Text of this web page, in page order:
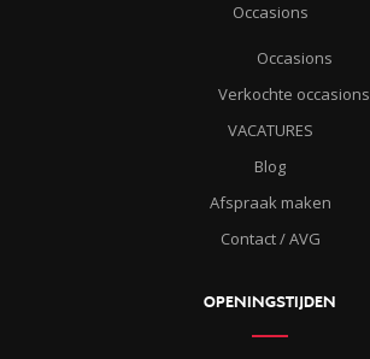
Occasions
Occasions
Verkochte occasions
VACATURES
Blog
Afspraak maken
Contact / AVG
OPENINGSTIJDEN